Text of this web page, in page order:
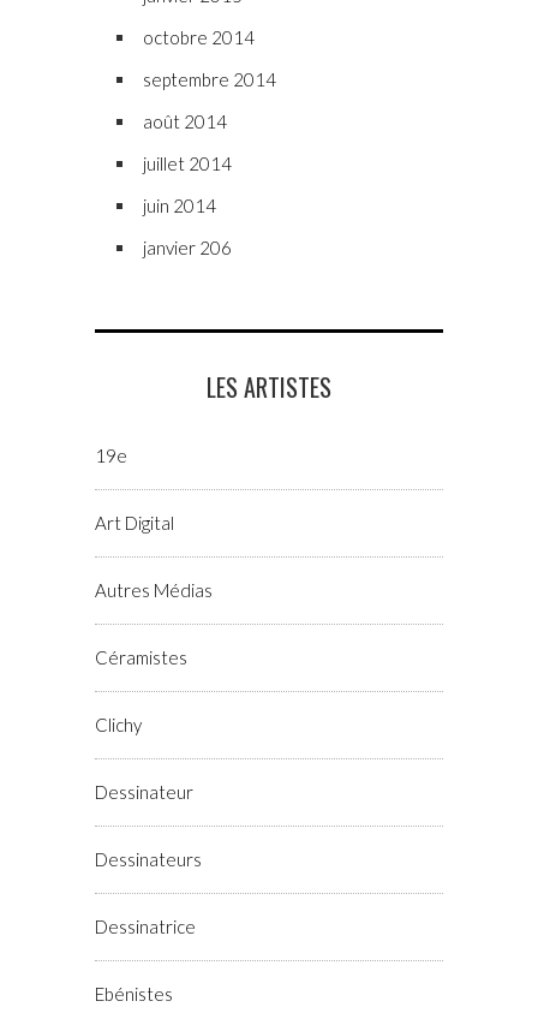
octobre 2014
septembre 2014
août 2014
juillet 2014
juin 2014
janvier 206
LES ARTISTES
19e
Art Digital
Autres Médias
Céramistes
Clichy
Dessinateur
Dessinateurs
Dessinatrice
Ebénistes